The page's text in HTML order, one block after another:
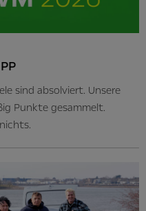
sind absolviert. Unsere
Punkte gesammelt.